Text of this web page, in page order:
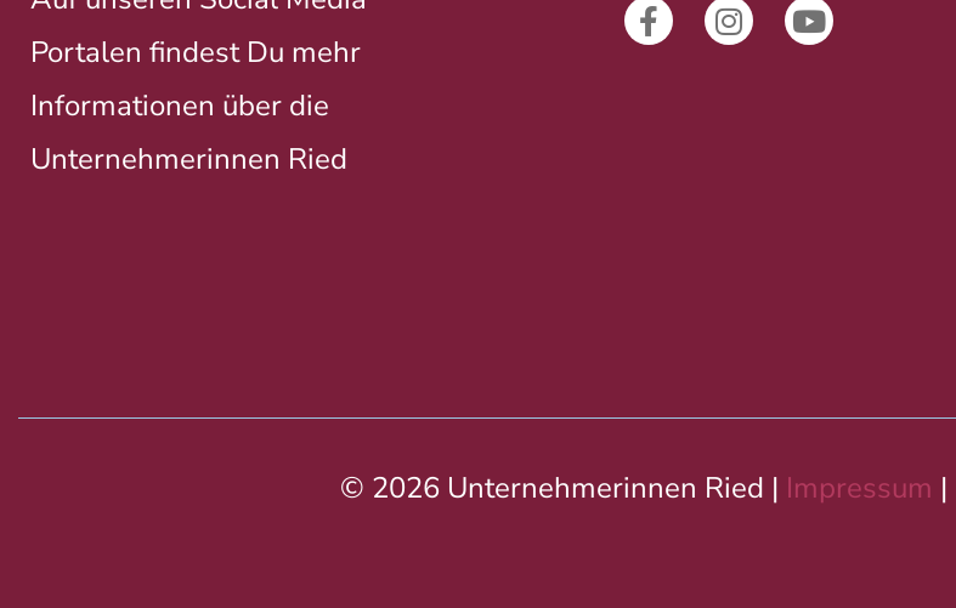
Portalen findest Du mehr
Informationen über die
Unternehmerinnen Ried
© 2026 Unternehmerinnen Ried | Impressum |